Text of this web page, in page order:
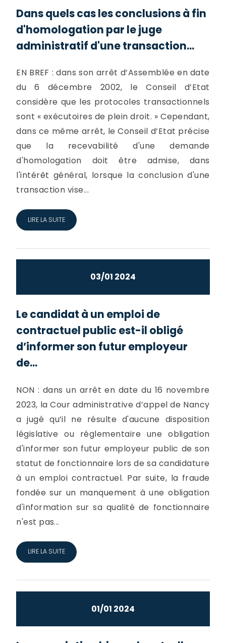
Dans quels cas les conclusions à fin
d'homologation par le juge
administratif d'une transaction...
EN BREF : dans son arrêt d’Assemblée en date
du 6 décembre 2002, le Conseil d’Etat
considère que les protocoles transactionnels
sont « exécutoires de plein droit. » Cependant,
dans ce même arrêt, le Conseil d’Etat précise
que la recevabilité d'une demande
d'homologation doit être admise, dans
l'intérêt général, lorsque la conclusion d'une
transaction vise...
LIRE LA SUITE
03/01 2024
Le candidat à un emploi de
contractuel public est-il obligé
d’informer son futur employeur
de...
NON : dans un arrêt en date du 16 novembre
2023, la Cour administrative d’appel de Nancy
a jugé qu’il ne résulte d'aucune disposition
législative ou réglementaire une obligation
d'informer son futur employeur public de son
statut de fonctionnaire lors de sa candidature
à un emploi contractuel. Par suite, la fraude
fondée sur un manquement à une obligation
d'information sur sa qualité de fonctionnaire
n'est pas...
LIRE LA SUITE
01/01 2024